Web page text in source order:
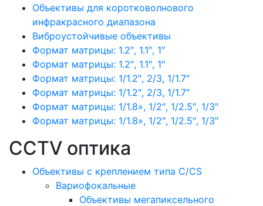
Объективы для коротковолнового
инфракрасного диапазона
Виброустойчивые объективы
Формат матрицы: 1.2″, 1.1″, 1″
Формат матрицы: 1.2″, 1.1″, 1″
Формат матрицы: 1/1.2″, 2/3, 1/1.7″
Формат матрицы: 1/1.2″, 2/3, 1/1.7″
Формат матрицы: 1/1.8», 1/2″, 1/2.5″, 1/3″
Формат матрицы: 1/1.8», 1/2″, 1/2.5″, 1/3″
CCTV оптика
Объективы с креплением типа C/CS
Вариофокальные
Объективы мегапиксельного